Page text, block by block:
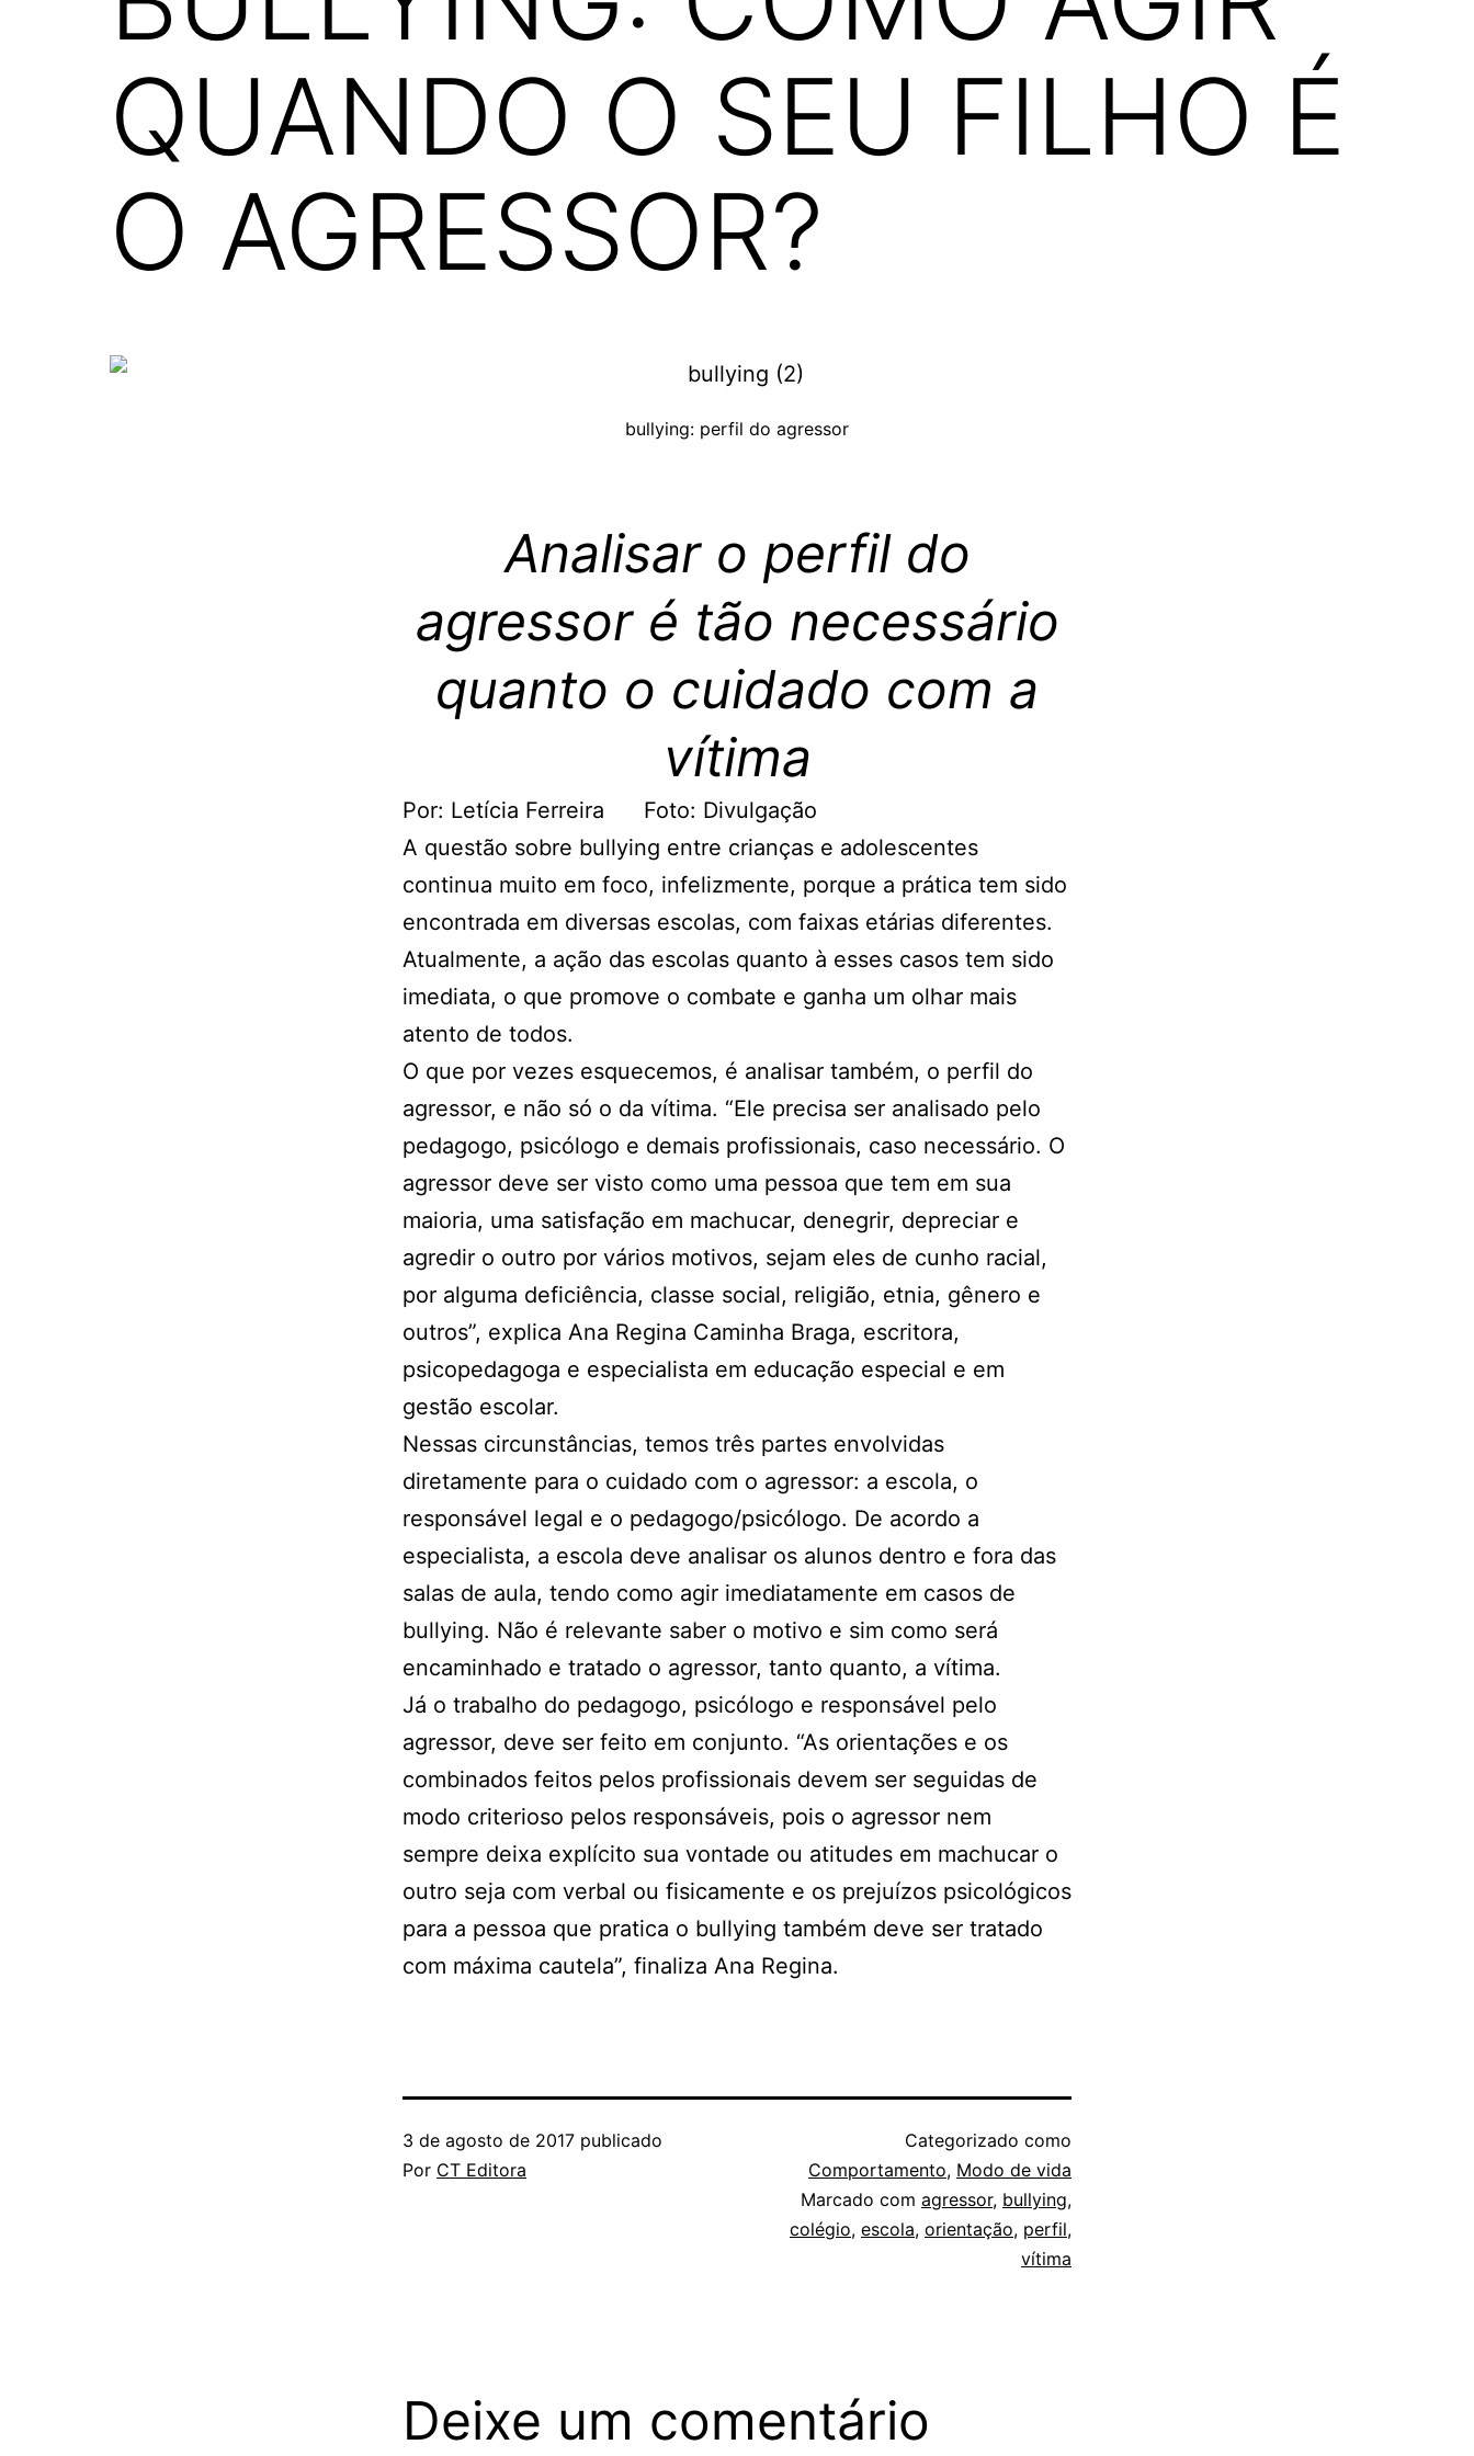
QUANDO O SEU FILHO É
O AGRESSOR?
bullying: perfil do agressor
Analisar o perfil do
agressor é tão necessário
quanto o cuidado com a
vítima
Por: Letícia Ferreira Foto: Divulgação
A questão sobre bullying entre crianças e adolescentes
continua muito em foco, infelizmente, porque a prática tem sido
encontrada em diversas escolas, com faixas etárias diferentes.
Atualmente, a ação das escolas quanto à esses casos tem sido
imediata, o que promove o combate e ganha um olhar mais
atento de todos.
O que por vezes esquecemos, é analisar também, o perfil do
agressor, e não só o da vítima. “Ele precisa ser analisado pelo
pedagogo, psicólogo e demais profissionais, caso necessário. O
agressor deve ser visto como uma pessoa que tem em sua
maioria, uma satisfação em machucar, denegrir, depreciar e
agredir o outro por vários motivos, sejam eles de cunho racial,
por alguma deficiência, classe social, religião, etnia, gênero e
outros”, explica Ana Regina Caminha Braga, escritora,
psicopedagoga e especialista em educação especial e em
gestão escolar.
Nessas circunstâncias, temos três partes envolvidas
diretamente para o cuidado com o agressor: a escola, o
responsável legal e o pedagogo/psicólogo. De acordo a
especialista, a escola deve analisar os alunos dentro e fora das
salas de aula, tendo como agir imediatamente em casos de
bullying. Não é relevante saber o motivo e sim como será
encaminhado e tratado o agressor, tanto quanto, a vítima.
Já o trabalho do pedagogo, psicólogo e responsável pelo
agressor, deve ser feito em conjunto. “As orientações e os
combinados feitos pelos profissionais devem ser seguidas de
modo criterioso pelos responsáveis, pois o agressor nem
sempre deixa explícito sua vontade ou atitudes em machucar o
outro seja com verbal ou fisicamente e os prejuízos psicológicos
para a pessoa que pratica o bullying também deve ser tratado
com máxima cautela”, finaliza Ana Regina.
3 de agosto de 2017 publicado
Por CT Editora
Categorizado como
Comportamento, Modo de vida
Marcado com agressor, bullying,
colégio, escola, orientação, perfil,
vítima
Deixe um comentário